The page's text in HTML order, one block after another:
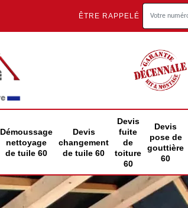
ÊTRE RAPPELÉ
Démoussage
nettoyage
de tuile 60
Devis
changement
de tuile 60
Devis
fuite
de
toiture
60
Devis
pose de
gouttière
60